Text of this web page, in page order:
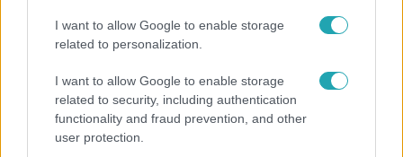
I want to allow Google to enable storage
related to personalization.
I want to allow Google to enable storage
related to security, including authentication
functionality and fraud prevention, and other
user protection.
Magyarország szomszédja az orosz helyett inkább
az algériai gáz behozatalát növeli
függeni.